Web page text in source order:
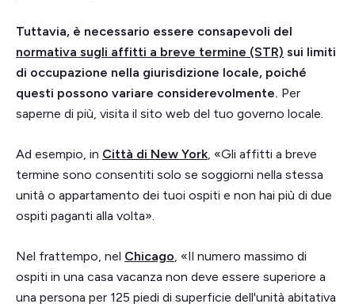
Tuttavia, è necessario essere consapevoli del
normativa sugli affitti a breve termine (STR) sui limiti
di occupazione nella giurisdizione locale, poiché
questi possono variare considerevolmente. Per
saperne di più, visita il sito web del tuo governo locale.
Ad esempio, in Città di New York , «Gli affitti a breve
termine sono consentiti solo se soggiorni nella stessa
unità o appartamento dei tuoi ospiti e non hai più di due
ospiti paganti alla volta».
Nel frattempo, nel Chicago , «Il numero massimo di
ospiti in una casa vacanza non deve essere superiore a
una persona per 125 piedi di superficie dell'unità abitativa